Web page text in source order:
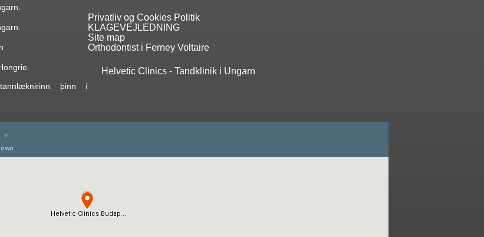
þinn í
Privatliv og Cookies Politik
KLAGEVEJLEDNING
Site map
Orthodontist i Ferney Voltaire
Helvetic Clinics - Tandklinik i Ungarn